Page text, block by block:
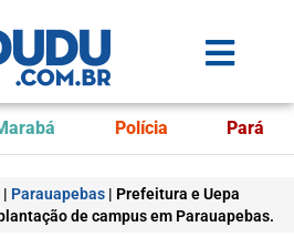
Polícia Pará
| Parauapebas | Prefeitura e Uepa
de campus em Parauapebas.